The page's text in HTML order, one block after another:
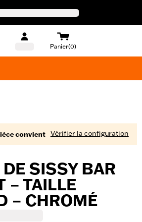
Panier(0)
convient Vérifier la configuration
SISSY BAR
– TAILLE
– CHROMÉ